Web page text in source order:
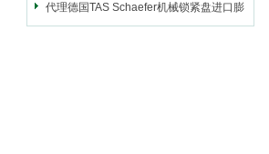
代理德国TAS Schaefer机械锁紧盘进口膨